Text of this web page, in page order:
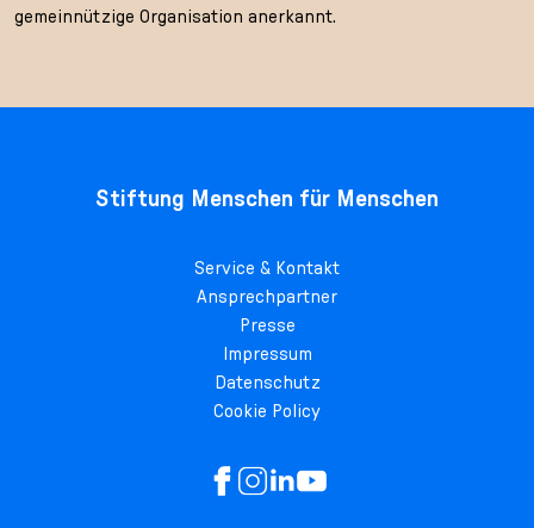
gemeinnützige Organisation anerkannt.
Stiftung Menschen für Menschen
Service & Kontakt
Ansprechpartner
Presse
Impressum
Datenschutz
Cookie Policy